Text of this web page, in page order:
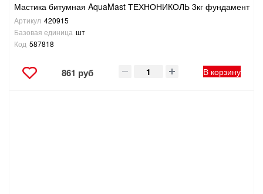
Мастика битумная AquaMast ТЕХНОНИКОЛЬ 3кг фундамент
Артикул 420915
Базовая единица шт
Код 587818
861 руб В корзину